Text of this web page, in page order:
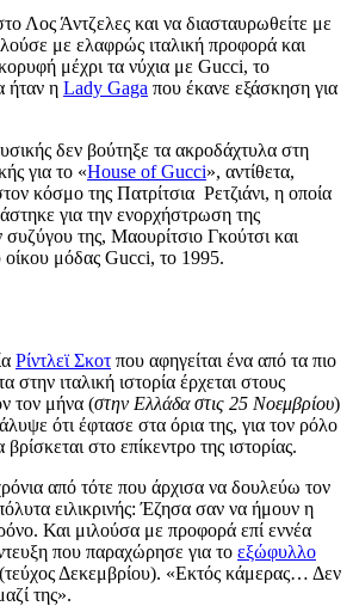
Λος Άντζελες και να διασταυρωθείτε με
με ελαφρώς ιταλική προφορά και
μέχρι τα νύχια με Gucci, το
ήταν η Lady Gaga που έκανε εξάσκηση για
δεν βούτηξε τα ακροδάχτυλα στη
για το «House of Gucci», αντίθετα,
κόσμο της Πατρίτσια Ρετζιάνι, η οποία
για την ενορχήστρωση της
της, Μαουρίτσιο Γκούτσι και
μόδας Gucci, το 1995.
Ρίντλεϊ Σκοτ που αφηγείται ένα από τα πιο
ιταλική ιστορία έρχεται στους
τον μήνα (στην Ελλάδα στις 25 Νοεμβρίου)
ότι έφτασε στα όρια της, για τον ρόλο
στο επίκεντρο της ιστορίας.
από τότε που άρχισα να δουλεύω τον
ειλικρινής: Έζησα σαν να ήμουν η
Και μιλούσα με προφορά επί εννέα
που παραχώρησε για το εξώφυλλο
(τεύχος Δεκεμβρίου). «Εκτός κάμερας… Δεν
της».